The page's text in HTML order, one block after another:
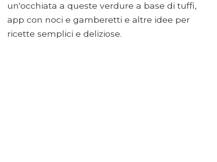
un'occhiata a queste verdure a base di tuffi,
app con noci e gamberetti e altre idee per
ricette semplici e deliziose.